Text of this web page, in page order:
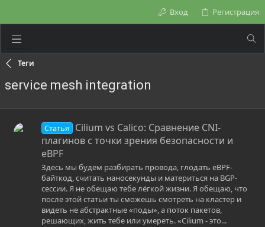
Вход Регистрация
Теги
service mesh integration
Статья
Cilium vs Calico: Сравнение CNI-
плагинов с точки зрения безопасности и
eBPF
Здесь мы будем разбирать провода, глодать eBPF-
байткод, считать наносекунды и материться на BGP-
сессии. Я не обещаю тебе лёгкой жизни. Я обещаю, что
после этой статьи ты сможешь смотреть на кластер и
видеть не абстрактные «поды», а поток пакетов,
решающих, жить тебе или умереть. «Cilium - это...